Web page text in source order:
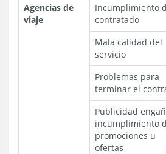
Agencias de
viaje
Incumplimiento
contratado
Mala calidad del
servicio
Problemas para
terminar el
Publicidad
incumplimiento
promociones u
ofertas